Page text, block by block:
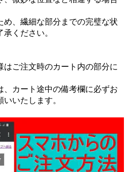
め、繊細な部分までの完璧な状
ください。
はご注文時のカート内の部分に
、カート途中の備考欄に必ずお
いたします。